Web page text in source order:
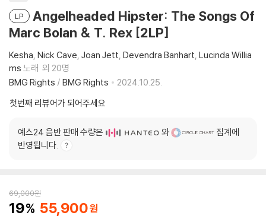
LP
Angelheaded Hipster: The Songs Of
Marc Bolan & T. Rex [2LP]
Kesha Nick Cave Joan Jett Devendra Banhart Lucinda Willia
ms 노래 외 20명
BMG Rights / BMG Rights
2024.10.25.
첫번째 리뷰어가 되어주세요
예스24 음반 판매 수량은 와
집계에
반영됩니다.
69,000원
19 55,900